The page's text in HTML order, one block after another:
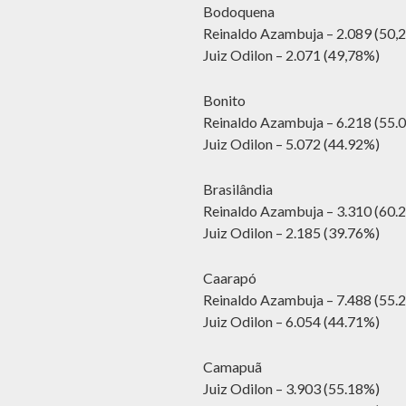
Bodoquena
Reinaldo Azambuja – 2.089
Juiz Odilon – 2.071 (49,78%)
Bonito
Reinaldo Azambuja – 6.218
Juiz Odilon – 5.072 (44.92%)
Brasilândia
Reinaldo Azambuja – 3.310
Juiz Odilon – 2.185 (39.76%)
Caarapó
Reinaldo Azambuja – 7.488
Juiz Odilon – 6.054 (44.71%)
Camapuã
Juiz Odilon – 3.903 (55.18%)